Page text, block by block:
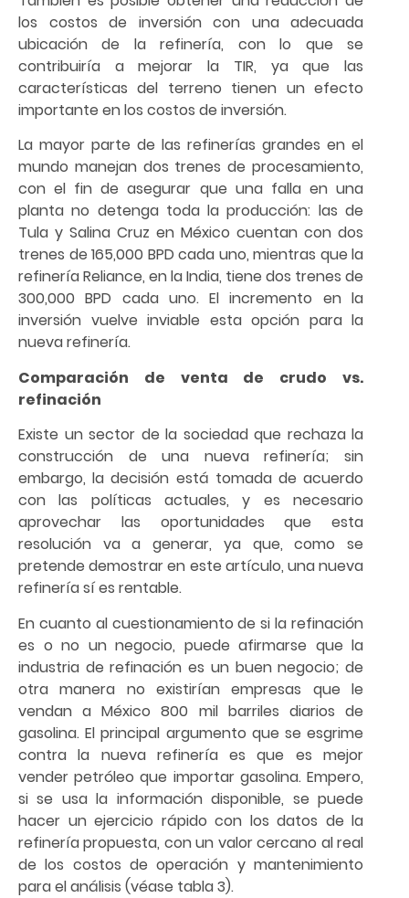
los costos de inversión con una adecuada
ubicación de la refinería, con lo que se
contribuiría a mejorar la TIR, ya que las
características del terreno tienen un efecto
importante en los costos de inversión.
La mayor parte de las refinerías grandes en el
mundo manejan dos trenes de procesamiento,
con el fin de asegurar que una falla en una
planta no detenga toda la producción: las de
Tula y Salina Cruz en México cuentan con dos
trenes de 165,000 BPD cada uno, mientras que la
refinería Reliance, en la India, tiene dos trenes de
300,000 BPD cada uno. El incremento en la
inversión vuelve inviable esta opción para la
nueva refinería.
Comparación de venta de crudo vs.
refinación
Existe un sector de la sociedad que rechaza la
construcción de una nueva refinería; sin
embargo, la decisión está tomada de acuerdo
con las políticas actuales, y es necesario
aprovechar las oportunidades que esta
resolución va a generar, ya que, como se
pretende demostrar en este artículo, una nueva
refinería sí es rentable.
En cuanto al cuestionamiento de si la refinación
es o no un negocio, puede afirmarse que la
industria de refinación es un buen negocio; de
otra manera no existirían empresas que le
vendan a México 800 mil barriles diarios de
gasolina. El principal argumento que se esgrime
contra la nueva refinería es que es mejor
vender petróleo que importar gasolina. Empero,
si se usa la información disponible, se puede
hacer un ejercicio rápido con los datos de la
refinería propuesta, con un valor cercano al real
de los costos de operación y mantenimiento
para el análisis (véase tabla 3).